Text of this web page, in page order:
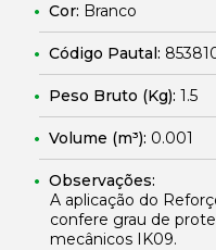
Cor: Branco
Código Pautal:
Peso Bruto (Kg): 1.5
Volume (m³): 0.001
Observações:
A aplicação do
confere grau de
mecânicos IK09.